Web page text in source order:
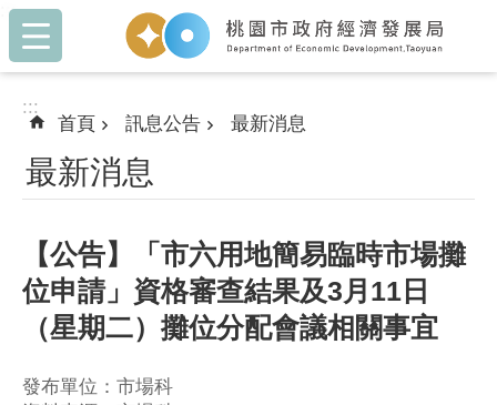
跳到主要內容區塊
:::
:::
首頁 訊息公告 最新消息
最新消息
【公告】「市六用地簡易臨時市場攤
位申請」資格審查結果及3月11日
（星期二）攤位分配會議相關事宜
發布單位：市場科